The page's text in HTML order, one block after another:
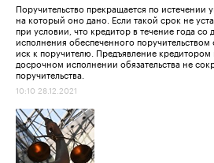
Поручительство прекращается по истечении
на который оно дано. Если такой срок не
при условии, что кредитор в течение года со
исполнения обеспеченного поручительством
иск к поручителю. Предъявление
досрочном исполнении обязательства не
поручительства.
10:10 28.12.2021